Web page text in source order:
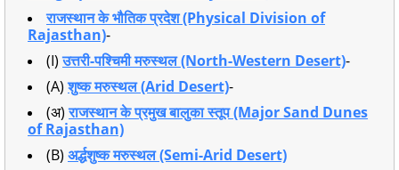
राजस्थान के भौतिक प्रदेश (Physical Division of
Rajasthan)-
(I)उत्तरी-पश्चिमी मरुस्थल (North-Western Desert)-
(A)शुष्क मरुस्थल (Arid Desert)-
(अ)राजस्थान के प्रमुख बालुका स्तूप (Major Sand Dunes
of Rajasthan)
(B) अर्द्धशुष्क मरुस्थल (Semi-Arid Desert)